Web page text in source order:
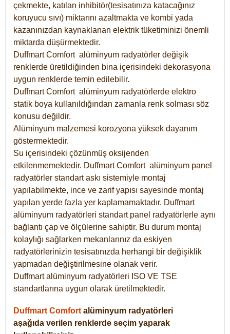
çekmekte, katılan inhibitör(tesisatınıza katacağınız
koruyucu sıvı) miktarını azaltmakta ve kombi yada
kazanınızdan kaynaklanan elektrik tüketiminizi önemli
miktarda düşürmektedir.
Duffmart Comfort alüminyum radyatörler değişik
renklerde üretildiğinden bina içerisindeki dekorasyona
uygun renklerde temin edilebilir.
DuffmartComfort alüminyum radyatörlerde elektro
statik boya kullanıldığından zamanla renk solması söz
konusu değildir.
Alüminyum malzemesi korozyona yüksek dayanım
göstermektedir.
Su içerisindeki çözünmüş oksijenden
etkilenmemektedir. DuffmartComfort alüminyum panel
radyatörler standart askı sistemiyle montaj
yapılabilmekte, ince ve zarif yapısı sayesinde montaj
yapılan yerde fazla yer kaplamamaktadır. Duffmart
alüminyum radyatörleri standart panel radyatörlerle aynı
bağlantı çap ve ölçülerine sahiptir. Bu durum montaj
kolaylığı sağlarken mekanlarınız da eskiyen
radyatörlerinizin tesisatınızda herhangi bir değişiklik
yapmadan değiştirilmesine olanak verir.
Duffmart alüminyum radyatörleri ISO VE TSE
standartlarına uygun olarak üretilmektedir.
Duffmart Comfort alüminyum radyatörleri
aşağıda verilen renklerde seçim yaparak